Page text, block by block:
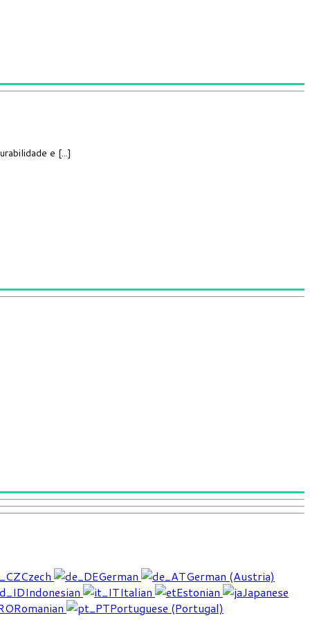
e [...]
Czech German
German (Austria)
Indonesian Italian Estonian
Japanese
Romanian Portuguese (Portugal)